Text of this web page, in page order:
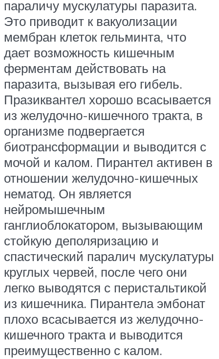
параличу мускулатуры паразита.
Это приводит к вакуолизации
мембран клеток гельминта, что
дает возможность кишечным
ферментам действовать на
паразита, вызывая его гибель.
Празиквантел хорошо всасывается
из желудочно-кишечного тракта, в
организме подвергается
биотрансформации и выводится с
мочой и калом. Пирантел активен в
отношении желудочно-кишечных
нематод. Он является
нейромышечным
ганглиоблокатором, вызывающим
стойкую деполяризацию и
спастический паралич мускулатуры
круглых червей, после чего они
легко выводятся с перистальтикой
из кишечника. Пирантела эмбонат
плохо всасывается из желудочно-
кишечного тракта и выводится
преимущественно с калом.